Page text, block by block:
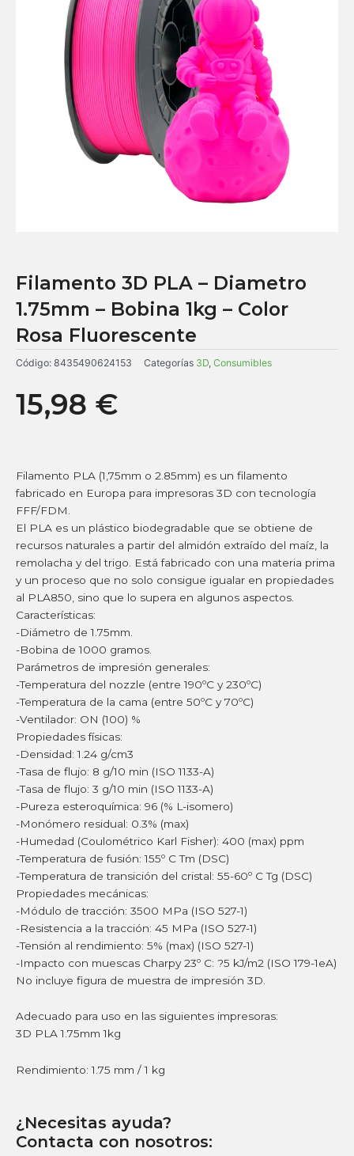
Filamento 3D PLA – Diametro
1.75mm – Bobina 1kg – Color
Rosa Fluorescente
Código: 8435490624153 Categorías 3D, Consumibles
15,98 €
Filamento PLA (1,75mm o 2.85mm) es un filamento
fabricado en Europa para impresoras 3D con tecnología
FFF/FDM.
El PLA es un plástico biodegradable que se obtiene de
recursos naturales a partir del almidón extraído del maíz, la
remolacha y del trigo. Está fabricado con una materia prima
y un proceso que no solo consigue igualar en propiedades
al PLA850, sino que lo supera en algunos aspectos.
Características:
-Diámetro de 1.75mm.
-Bobina de 1000 gramos.
Parámetros de impresión generales:
-Temperatura del nozzle (entre 190ºC y 230ºC)
-Temperatura de la cama (entre 50ºC y 70ºC)
-Ventilador: ON (100) %
Propiedades físicas:
-Densidad: 1.24 g/cm3
-Tasa de flujo: 8 g/10 min (ISO 1133-A)
-Tasa de flujo: 3 g/10 min (ISO 1133-A)
-Pureza esteroquímica: 96 (% L-isomero)
-Monómero residual: 0.3% (max)
-Humedad (Coulométrico Karl Fisher): 400 (max) ppm
-Temperatura de fusión: 155º C Tm (DSC)
-Temperatura de transición del cristal: 55-60º C Tg (DSC)
Propiedades mecánicas:
-Módulo de tracción: 3500 MPa (ISO 527-1)
-Resistencia a la tracción: 45 MPa (ISO 527-1)
-Tensión al rendimiento: 5% (max) (ISO 527-1)
-Impacto con muescas Charpy 23º C: ?5 kJ/m2 (ISO 179-1eA)
No incluye figura de muestra de impresión 3D.
Adecuado para uso en las siguientes impresoras:
3D PLA 1.75mm 1kg
Rendimiento: 1.75 mm / 1 kg
¿Necesitas ayuda?
Contacta con nosotros: